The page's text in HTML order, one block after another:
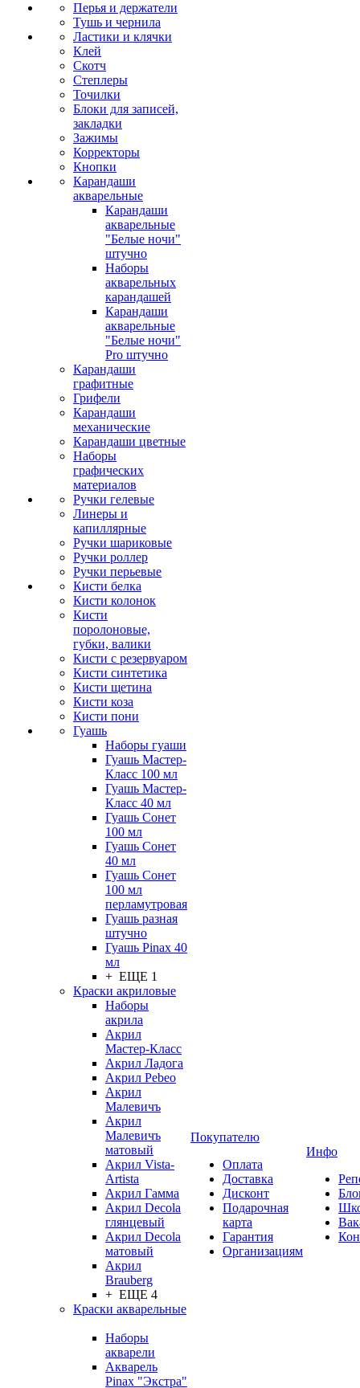
Перья и держатели
Тушь и чернила
Ластики и клячки
Клей
Скотч
Степлеры
Точилки
Блоки для записей,
закладки
Зажимы
Корректоры
Кнопки
Карандаши
акварельные
Карандаши
акварельные
"Белые ночи"
штучно
Наборы
акварельных
карандашей
Карандаши
акварельные
"Белые ночи"
Pro штучно
Карандаши
графитные
Грифели
Карандаши
механические
Карандаши цветные
Наборы
графических
материалов
Ручки гелевые
Линеры и
капиллярные
Ручки шариковые
Ручки роллер
Ручки перьевые
Кисти белка
Кисти колонок
Кисти
поролоновые,
губки, валики
Кисти с резервуаром
Кисти синтетика
Кисти щетина
Кисти коза
Кисти пони
Гуашь
Наборы гуаши
Гуашь Мастер-
Класс 100 мл
Гуашь Мастер-
Класс 40 мл
Гуашь Сонет
100 мл
Гуашь Сонет
40 мл
Гуашь Сонет
100 мл
перламутровая
Гуашь разная
штучно
Гуашь Pinax 40
мл
+ ЕЩЕ 1
Краски акриловые
Наборы
акрила
Акрил
Мастер-Класс
Акрил Ладога
Акрил Pebeo
Акрил
Малевичъ
Акрил
Малевичъ
матовый
Акрил Vista-
Artista
Акрил Гамма
Акрил Decola
глянцевый
Акрил Decola
матовый
Акрил
Brauberg
+ ЕЩЕ 4
Краски акварельные
Наборы
акварели
Акварель
Pinax "Экстра"
Покупателю
Оплата
Доставка
Дисконт
Подарочная
карта
Гарантия
Организациям
Инфо